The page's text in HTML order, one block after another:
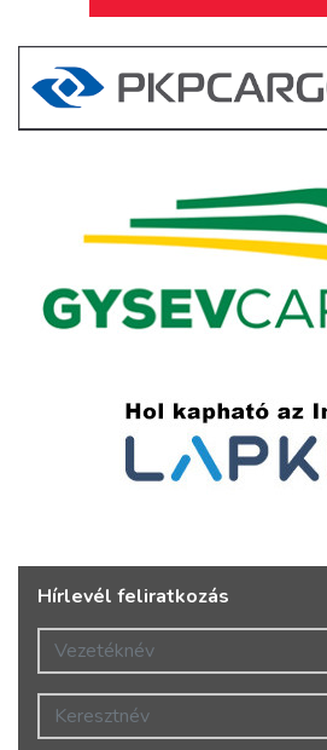
Hírlevél feliratkozás
Vezetéknév
Keresztnév